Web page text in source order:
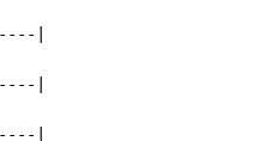
|
|
|